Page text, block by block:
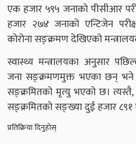
एक हजार ५९५ जनाको पीसीआर
हजार २७४ जनाको एन्टिजेन
कोरोना सङ्क्रमण देखिएको
स्वास्थ्य मन्त्रालयका अनुसार
जना सङ्क्रमणमुक्त भएका छन् भने
सङ्क्रमितको मृत्यु भएको छ।
सङ्क्रमितको सङ्ख्या दुई हजार ८९१
प्रतिक्रिया दिनुहोस्